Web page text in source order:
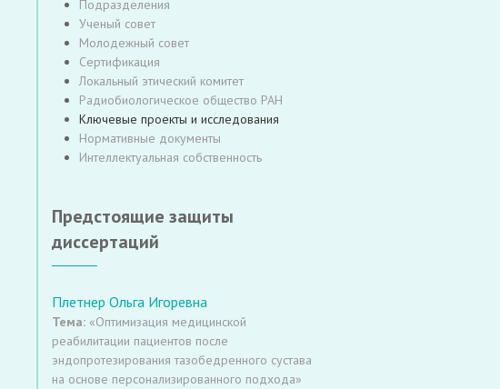
Развитие средств и методов внешней и внутренней
Фундаментальные и прикладные исследование в
действия, в том числе научное обоснование предельно
физических поражающих факторов ССНД и других ВВСТ;
Научные исследования по психофизиологическому
области спортивной медицины, обеспечивая медико-
команд Российской Федерации, включая проведение
медицинских обследований спортсменов;
Персонализированный мониторинг тренировочных и
биомаркеров и цифровых технологий Разработка
спортсмена с учётом вида спорта, позиции, сезона и
Инновационные технологии восстановления и
протоколов ранней функциональной реабилитации после
тренировочных и соревновательных нагрузок на функции
зрительно-моторную координацию, устойчивость к стрессу;
Комплексное медико-биологическое сопровождение с
единоборства, эстетические, экстремальные) с учётом их
Подразделения
Ученый совет
Молодежный совет
Сертификация
Локальный этический комитет
Радиобиологическое общество РАН
Ключевые проекты и исследования
Нормативные документы
Интеллектуальная собственность
Предстоящие защиты
диссертаций
Плетнер Ольга Игоревна
Тема: «Оптимизация медицинской
реабилитации пациентов после
эндопротезирования тазобедренного сустава
на основе персонализированного подхода»